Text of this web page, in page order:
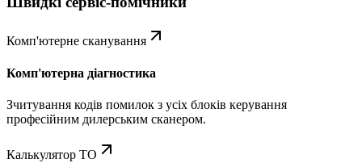
Комп'ютерне сканування
Комп'ютерна діагностика
Зчитування кодів помилок з усіх блоків керування
професійним дилерським сканером.
Калькулятор ТО